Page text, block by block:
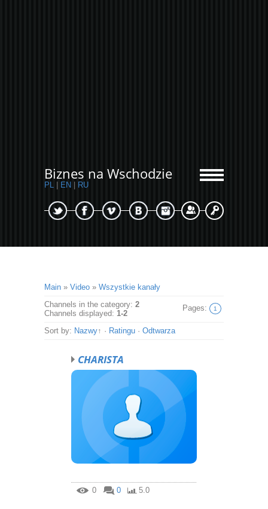
Biznes na Wschodzie
PL EN RU
Sign Up
Main » Video » Wszystkie kanały
Channels in the category: 2
Channels displayed: 1-2
Pages: 1
Sort by: Nazwy↑ · Ratingu · Odtwarza
CHARISTA
0 0 5.0